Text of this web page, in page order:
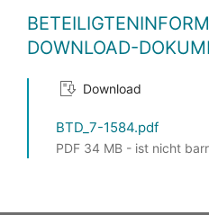
DOWNLOAD-
Download
BTD_7-1584.pdf
PDF 34 MB - ist nicht